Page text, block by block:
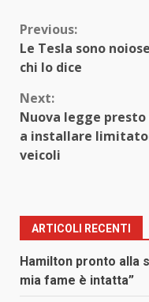
Continue
Reading
Previous:
Le Tesla sono
chi lo dice
Next:
Nuova legge
a installare
veicoli
ARTICOLI RECENTI
Hamilton pronto alla
mia fame è intatta”